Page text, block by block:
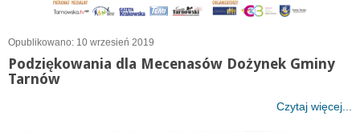
Opublikowano: 10 wrzesień 2019
Podziękowania dla Mecenasów Dożynek Gminy
Tarnów
Czytaj więcej...